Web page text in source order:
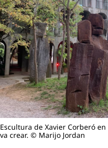
Escultura de Xavier Corberó
va crear. © Marijo Jordan